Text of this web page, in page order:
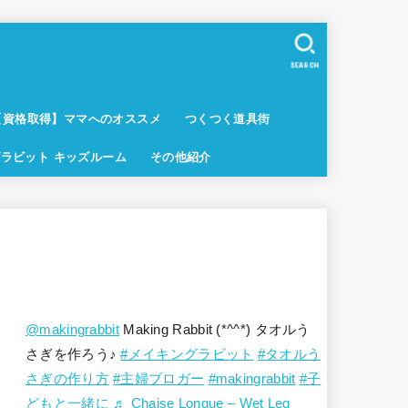
資格取得】ママへのオススメ つくつく道具街
ビット キッズルーム その他紹介
SEARCH
@makingrabbitMaking Rabbit (*^^*) タオルう
さぎを作ろう♪#メイキングラビット #タオルう
さぎの作り方 #主婦ブロガー #makingrabbit #子
どもと一緒に ♬ Chaise Longue – Wet Leg